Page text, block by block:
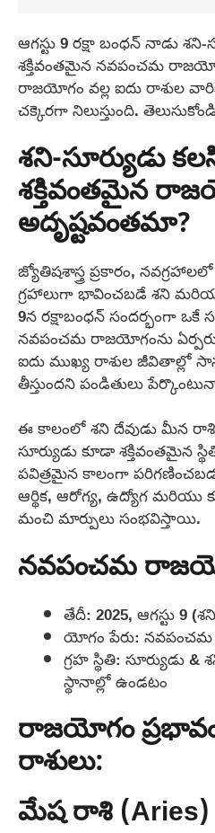
ఆగస్టు 9 రక్షా బంధన్ నాడు
శక్తివంతమైన నవపంచమ
రాజయోగం వల్ల ఐదు రాశుల
చక్కెరగా నిలుస్తుంది.
శని-సూర్యుడు
శక్తివంతమైన
అదృష్టవంతమా?
జ్యోతిషశాస్త్ర ప్రకారం,
గ్రహాలుగా భావించబడే శని మరియు
9న రక్షాబంధన్ సందర్భంగా
నవపంచమ రాజయోగంను
ఐదు ముఖ్య రాశుల జీవితాల్లో
తీస్తుందని పండితులు
ఈ కాలంలో శని దేవుడు మీన
సూర్యుడు కూడా శక్తివంతమైన
పవిత్రమైన కాలంగా
ఆర్థిక, ఆరోగ్య, ఉద్యోగ మరియు
మంచి మార్పులు సంభవిస్తాయి.
నవపంచమ
తేదీ: 2025, ఆగస్టు 9
యోగం పేరు:
గ్రహ స్థితి: సూర్యుడు
స్థానాల్లో ఉండటం
రాజయోగం
రాశులు:
మేష రాశి (Aries)